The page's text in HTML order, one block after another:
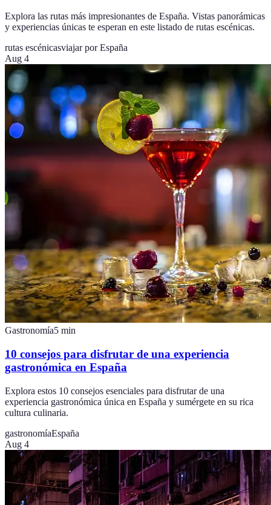
Explora las rutas más impresionantes de España. Vistas panorámicas
y experiencias únicas te esperan en este listado de rutas escénicas.
rutas escénicasviajar por España
Aug 4
Gastronomía5 min
10 consejos para disfrutar de una experiencia
gastronómica en España
Explora estos 10 consejos esenciales para disfrutar de una
experiencia gastronómica única en España y sumérgete en su rica
cultura culinaria.
gastronomíaEspaña
Aug 4